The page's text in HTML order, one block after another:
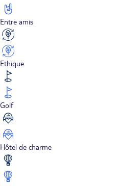
Entre amis
Ethique
Golf
Hôtel de charme